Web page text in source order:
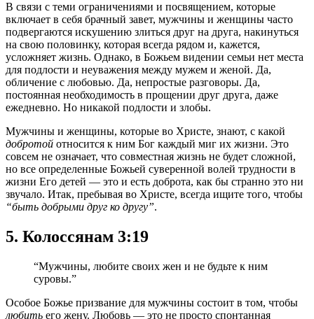
В связи с теми ограничениями и посвящением, которые
включает в себя брачный завет, мужчины и женщины часто
подвергаются искушению злиться друг на друга, накинуться
на свою половинку, которая всегда рядом и, кажется,
усложняет жизнь. Однако, в Божьем видении семьи нет места
для подлости и неуважения между мужем и женой. Да,
обличение с любовью. Да, непростые разговоры. Да,
постоянная необходимость в прощении друг друга, даже
ежедневно. Но никакой подлости и злобы.
Мужчины и женщины, которые во Христе, знают, с какой
добротой относится к ним Бог каждый миг их жизни. Это
совсем не означает, что совместная жизнь не будет сложной,
но все определенные Божьей суверенной волей трудности в
жизни Его детей — это и есть доброта, как бы странно это ни
звучало. Итак, пребывая во Христе, всегда ищите того, чтобы
“быть добрыми друг ко другу”.
5. Колоссянам 3:19
“Мужчины, любите своих жен и не будьте к ним
суровы.”
Особое Божье призвание для мужчины состоит в том, чтобы
любить его жену. Любовь — это не просто спонтанная